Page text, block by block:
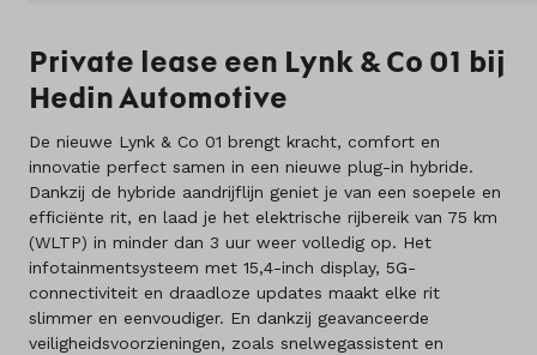
Kennis & advies
Land
Nederland
Taal
Nederlands
Private lease een Lynk & Co 01 bij
Hedin Automotive
De nieuwe Lynk & Co 01 brengt kracht, comfort en
innovatie perfect samen in een nieuwe plug-in hybride.
Dankzij de hybride aandrijflijn geniet je van een soepele en
efficiënte rit, en laad je het elektrische rijbereik van 75 km
(WLTP) in minder dan 3 uur weer volledig op. Het
infotainmentsysteem met 15,4-inch display, 5G-
connectiviteit en draadloze updates maakt elke rit
slimmer en eenvoudiger. En dankzij geavanceerde
veiligheidsvoorzieningen, zoals snelwegassistent en